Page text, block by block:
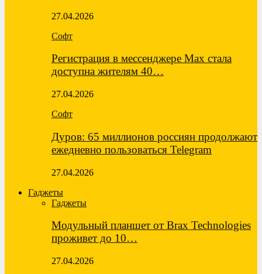
27.04.2026
Софт
Регистрация в мессенджере Max стала
доступна жителям 40…
27.04.2026
Софт
Дуров: 65 миллионов россиян продолжают
ежедневно пользоваться Telegram
27.04.2026
Гаджеты
Гаджеты
Модульный планшет от Brax Technologies
проживет до 10…
27.04.2026